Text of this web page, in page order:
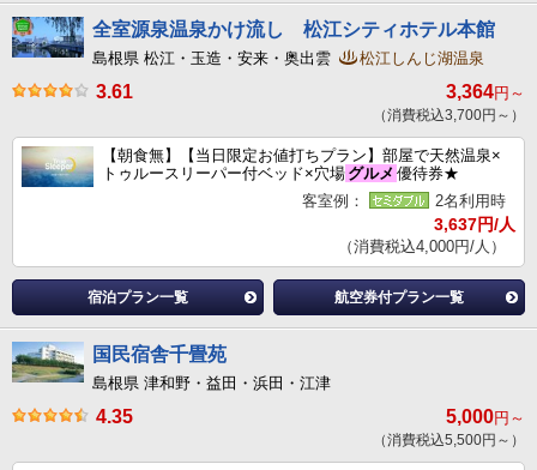
全室源泉温泉かけ流し 松江シティホテル本館
島根県 松江・玉造・安来・奥出雲 松江しんじ湖温泉
3.61 3,364円～
（消費税込3,700円～）
【朝食無】【当日限定お値打ちプラン】部屋で天然温泉×
トゥルースリーパー付ベッド×穴場 グルメ 優待券★
客室例：
2名利用時
3,637円/人
（消費税込4,000円/人）
宿泊プラン一覧 航空券付プラン一覧
国民宿舎千畳苑
島根県 津和野・益田・浜田・江津
4.35 5,000円～
（消費税込5,500円～）